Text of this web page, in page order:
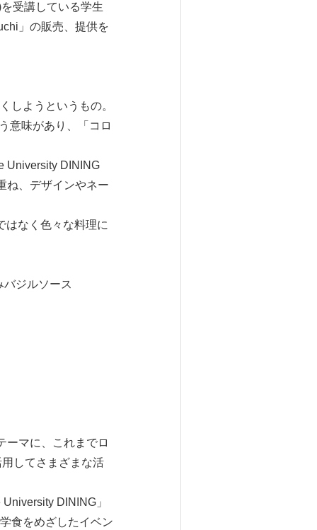
受講している学生
」の販売、提供を
しようというもの。
意味があり、「コロ
University DINING
ね、デザインやネー
はなく色々な料理に
ジルソース
マに、これまでロ
してさまざまな活
DINING」
食をめざしたイベン